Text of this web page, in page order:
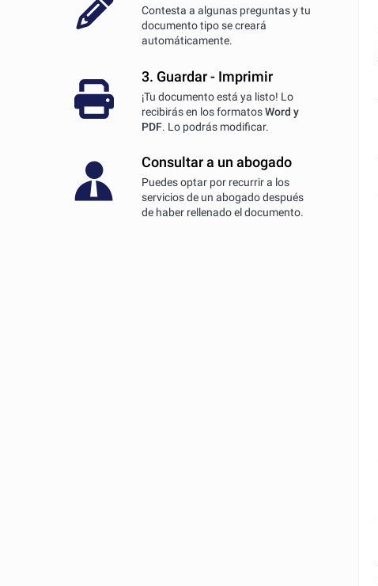
Contesta a algunas preguntas y tu
documento tipo se creará
automáticamente.
3. Guardar - Imprimir
¡Tu documento está ya listo! Lo
recibirás en los formatosWord y
PDF. Lo podrás modificar.
Consultar a un abogado
Puedes optar por recurrir a los
servicios de un abogado después
de haber rellenado el documento.